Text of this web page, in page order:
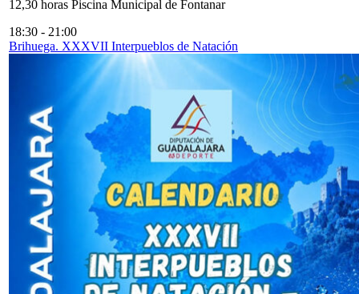
12,30 horas Piscina Municipal de Fontanar
18:30 - 21:00
Brihuega. XXXVII Interpueblos de Natación